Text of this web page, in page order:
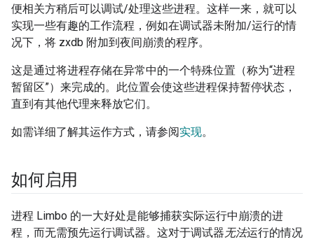
便相关方稍后可以调试/处理这些进程。这样一来，就可以
实现一些有趣的工作流程，例如在调试器未附加/运行的情
况下，将 zxdb 附加到夜间崩溃的程序。
这是通过将进程存储在异常中的一个特殊位置（称为“进程
暂留区”）来完成的。此位置会使这些进程保持暂停状态，
直到有其他代理来释放它们。
如需详细了解其运作方式，请参阅实现。
如何启用
进程 Limbo 的一大好处是能够捕获实际运行中崩溃的进
程，而无需预先运行调试器。这对于调试器无法运行的情况